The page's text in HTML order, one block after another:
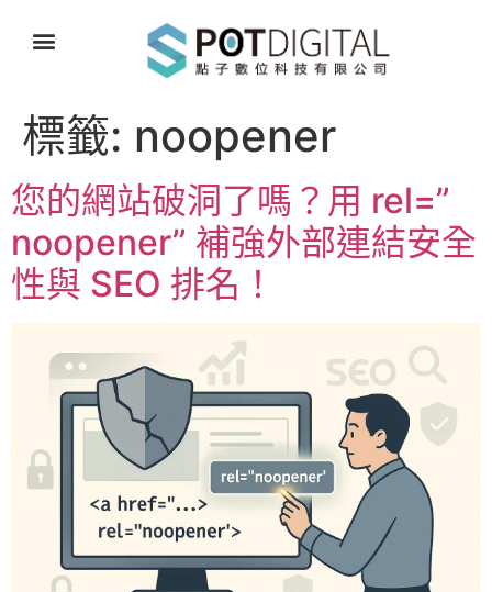
標籤: noopener
您的網站破洞了嗎？用 rel=”
noopener” 補強外部連結安全
性與 SEO 排名！